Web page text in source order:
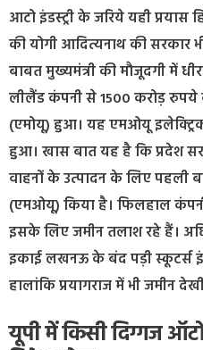
आटो इंडस्ट्री के जरिये यही प्रयास
की योगी आदित्यनाथ की सरकार
बाबत मुख्यमंत्री की मौजूदगी में
लीलैंड कंपनी से 1500 करोड़
(एमोयू) हुआ। यह एमओयू
हुआ। खास बात यह है कि प्रदेश
वाहनों के उत्पादन के लिए पहली
(एमओयू) किया है। फिलहाल
इसके लिए जमीन तलाश रहे हैं।
इकाई लखनऊ के बंद पड़ी स्कूटर्स
हालांकि प्रयागराज में भी जमीन
यूपी में किसी दिग्गज